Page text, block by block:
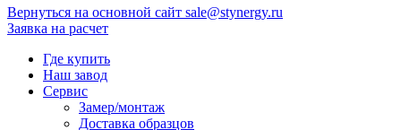
Вернуться на основной сайт sale@stynergy.ru
Заявка на расчет
Где купить
Наш завод
Сервис
Замер/монтаж
Доставка образцов